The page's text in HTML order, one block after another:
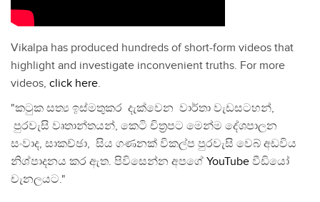
Vikalpa has produced hundreds of short-form videos that
highlight and investigate inconvenient truths. For more
videos, click here.
"කටුක සත්‍ය ඉස්මතුකර දැක්වෙන වාර්තා වැඩසටහන්,
පුරවැසි වෘතාන්තයන්, කෙටි චිත්‍රපට මෙන්ම දේශපාලන
සංවාද, සාකච්ඡා, සිය ගණනක් විකල්ප පුරවැසි වෙබ් අඩවිය
නිශ්පාදනය කර ඇත. පිවිසෙන්න අපගේ YouTube වීඩියෝ
චැනලයට."